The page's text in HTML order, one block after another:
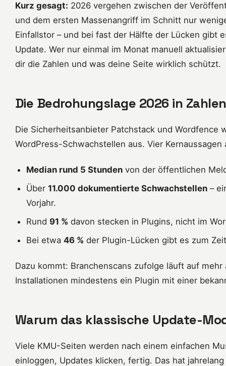
Kurz gesagt: 2026 vergehen zwischen der
und dem ersten Massenangriff im Schnitt nur
Einfallstor – und bei fast der Hälfte der Lücken gibt
Update. Wer nur einmal im Monat manuell
dir die Zahlen und was deine Seite wirklich schützt.
Die Bedrohungslage 2026 in Zahlen
Die Sicherheitsanbieter Patchstack und Wordfence
WordPress-Schwachstellen aus. Vier
Median rund 5 Stundenvon der öffentlichen
Über 11.000 dokumentierte Schwachstellen–
Vorjahr.
Rund 91 % davon stecken in Plugins, nicht im
Bei etwa 46 % der Plugin-Lücken gibt es zum
Dazu kommt: Branchenscans zufolge läuft auf
Installationen mindestens ein Plugin mit einer
Warum das klassische Update-
Viele KMU-Seiten werden nach einem einfachen
einloggen, Updates klicken, fertig. Das hat